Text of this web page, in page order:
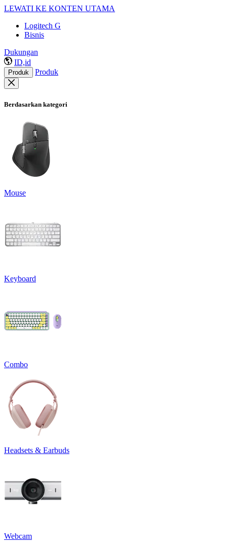
LEWATI KE KONTEN UTAMA
Logitech G
Bisnis
Dukungan
ID,id
Produk Produk
Berdasarkan kategori
Mouse
Keyboard
Combo
Headsets & Earbuds
Webcam